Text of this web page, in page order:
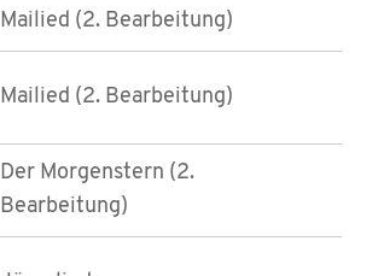
Mailied (2. Bearbeitung)
Mailied (2. Bearbeitung)
Der Morgenstern (2.
Bearbeitung)